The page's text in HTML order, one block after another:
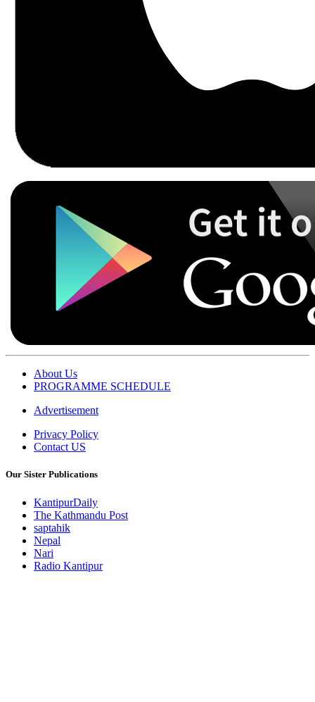
About Us
PROGRAMME SCHEDULE
Advertisement
Privacy Policy
Contact US
Our Sister Publications
KantipurDaily
The Kathmandu Post
saptahik
Nepal
Nari
Radio Kantipur